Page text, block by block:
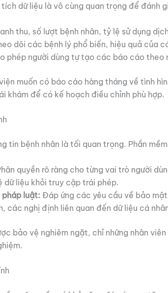
dữ liệu là vô cùng quan trọng để đánh
thu, số lượt bệnh nhân, tỷ lệ sử dụng
dõi các bệnh lý phổ biến, hiệu quả của
phép người dùng tự tạo các báo cáo theo
muốn có báo cáo hàng tháng về tình
khám để có kế hoạch điều chỉnh phù hợp.
tin bệnh nhân là tối quan trọng. Phần
quyền rõ ràng cho từng vai trò người
dữ liệu khỏi truy cập trái phép.
pháp luật: Đáp ứng các yêu cầu về bảo
các nghị định liên quan đến dữ liệu cá
bảo vệ nghiêm ngặt, chỉ những nhân